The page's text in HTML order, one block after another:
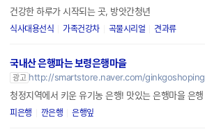
건강한 하루가 시작되는 곳, 방앗간청년
식사대용선식 가족건강차 곡물시리얼 견과류
국내산 은행파는 보령은행마을
광고 http://smartstore.naver.com/ginkgoshoping
청정지역에서 키운 유기농 은행! 맛있는 은행마을 은행
피은행 깐은행 은행잎